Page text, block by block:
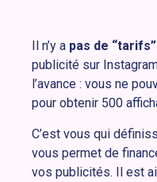
Il n’y a pas de
publicité sur
l’avance : vous ne
pour obtenir 500
C’est vous qui
vous permet de
vos publicités. Il est